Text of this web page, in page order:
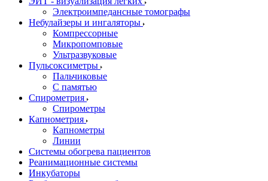
Электроимпедансные томографы
Небулайзеры и ингаляторы
Компрессорные
Микропомповые
Ультразвуковые
Пульсоксиметры
Пальчиковые
С памятью
Спирометрия
Спирометры
Капнометрия
Капнометры
Линии
Системы обогрева пациентов
Реанимационные системы
Инкубаторы